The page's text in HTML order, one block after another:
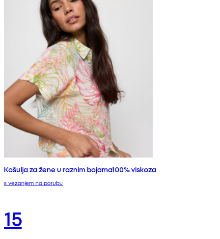
Košulja za žene u raznim bojama100% viskoza
s vezanjem na porubu
15